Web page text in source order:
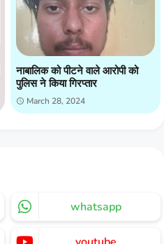
नाबालिक को पीटने वाले आरोपी को
पुलिस ने किया गिरप्तार
March 28, 2024
whatsapp